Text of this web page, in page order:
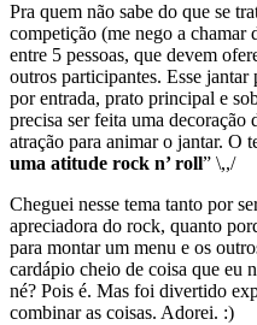
Pra quem não sabe do que se
competição (me nego a chamar
entre 5 pessoas, que devem
outros participantes. Esse jantar
por entrada, prato principal e
precisa ser feita uma
atração para animar o jantar. O
uma atitude rock n’ roll” \,,/
Cheguei nesse tema tanto por
apreciadora do rock, quanto
para montar um menu e os
cardápio cheio de coisa que eu
né? Pois é. Mas foi divertido
combinar as coisas. Adorei. :)